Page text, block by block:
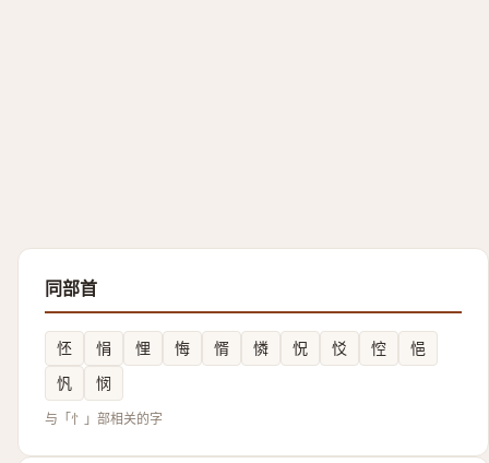
同部首
怌 悁 悝 悔 㥠 憐 怳 㤊 悾
悒
忛
悯
与「忄」部相关的字